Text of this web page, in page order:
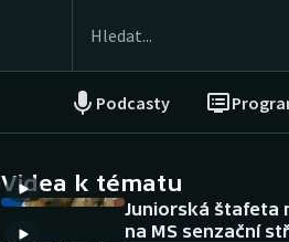
Podcasty
NEPŘEHLÉDNĚTE
Historické návraty
Videa k tématu
Juniorská štafeta
na MS senzační